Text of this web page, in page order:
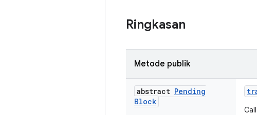
Ringkasan
Metode publik
abstract Pending
Block